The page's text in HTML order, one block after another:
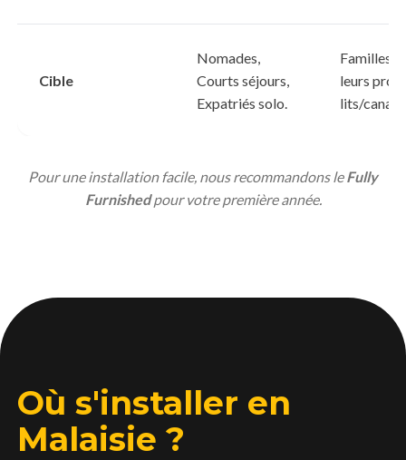
Cible
Nomades,
Courts séjours,
Expatriés solo.
Familles
leurs
lits/
Pour une installation facile, nous recommandons leFully
Furnishedpour votre première année.
Où s'installer en
Malaisie ?